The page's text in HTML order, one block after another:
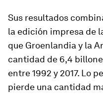
Sus resultados
la edición impresa de
que Groenlandia y la
cantidad de 6,4
entre 1992 y 2017. Lo
pierde una cantidad